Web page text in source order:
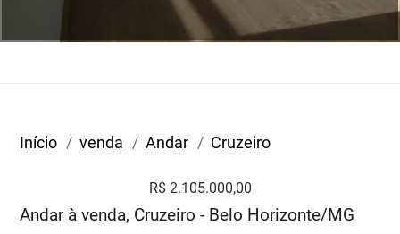
Início venda Andar Cruzeiro
R$ 2.105.000,00
Andar à venda, Cruzeiro - Belo Horizonte/MG